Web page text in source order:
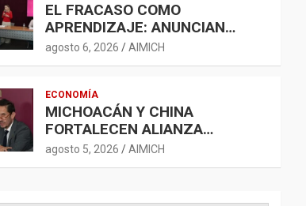
EL FRACASO COMO
APRENDIZAJE: ANUNCIAN
ENCUENTRO PARA
FORTALECER LA RED
agosto 6, 2026 AIMICH
ECONOMÍA
MICHOACÁN Y CHINA
FORTALECEN ALIANZA
COMERCIAL; AGROINDUSTRIA,
TECNOLOGÍA Y LOGÍSTICA
agosto 5, 2026 AIMICH